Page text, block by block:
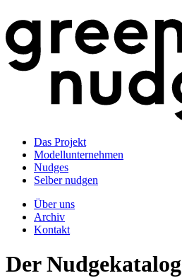
Das Projekt
Modellunternehmen
Nudges
Selber nudgen
Über uns
Archiv
Kontakt
Der Nudgekatalog